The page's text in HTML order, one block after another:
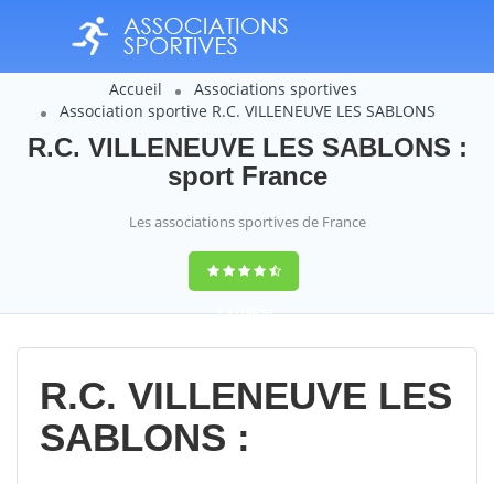
Accueil
Associations sportives
Association sportive R.C. VILLENEUVE LES SABLONS
R.C. VILLENEUVE LES SABLONS :
sport France
Les associations sportives de France
9,4(100%)
14358votes
R.C. VILLENEUVE LES
SABLONS :